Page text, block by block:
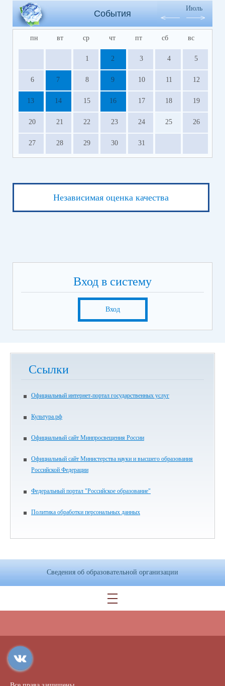
События
Июль
пн вт ср чт пт сб вс
1 2 3 4 5
6 7 8 9 10 11 12
13 14 15 16 17 18 19
20 21 22 23 24 25 26
27 28 29 30 31
Независимая оценка качества
Вход в систему
Вход
Ссылки
Официальный интернет-портал государственных услуг
Культура.рф
Официальный сайт Минпросвещения России
Официальный сайт Министерства науки и высшего образования
Российской Федерации
Федеральный портал "Российское образование"
Политика обработки персональных данных
Сведения об образовательной организации